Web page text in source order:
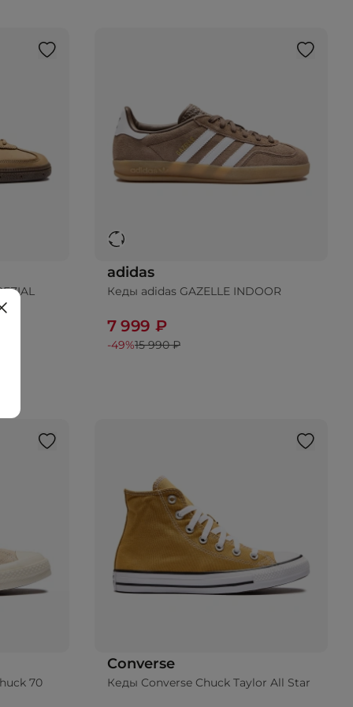
adidas
Кеды adidas GAZELLE INDOOR
7 999 ₽
-49%15 990 ₽
70
Converse
Кеды Converse Chuck Taylor All Star